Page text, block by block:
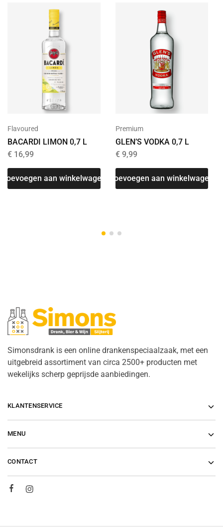
Flavoured
BACARDI LIMON 0,7 L
€ 16,99
Toevoegen aan winkelwagen
Premium
GLEN’S VODKA 0,7 L
€9,99
Toevoegen aan winkelwagen
Simonsdrank is een online drankenspeciaalzaak, met een
uitgebreid assortiment van circa 2500+ producten met
wekelijks scherp geprijsde aanbiedingen.
KLANTENSERVICE
MENU
CONTACT